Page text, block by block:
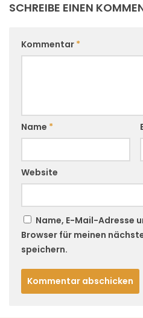
SCHREIBE EINEN
Kommentar *
Name *
Website
Name, E-Mail-Adresse
Browser für meinen
speichern.